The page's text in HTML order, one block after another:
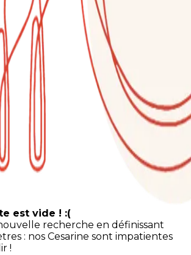
est vide ! :(
recherche en définissant
: nos Cesarine sont impatientes
!